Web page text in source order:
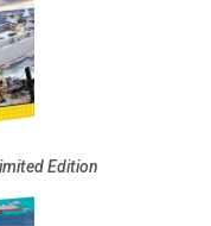
Edition